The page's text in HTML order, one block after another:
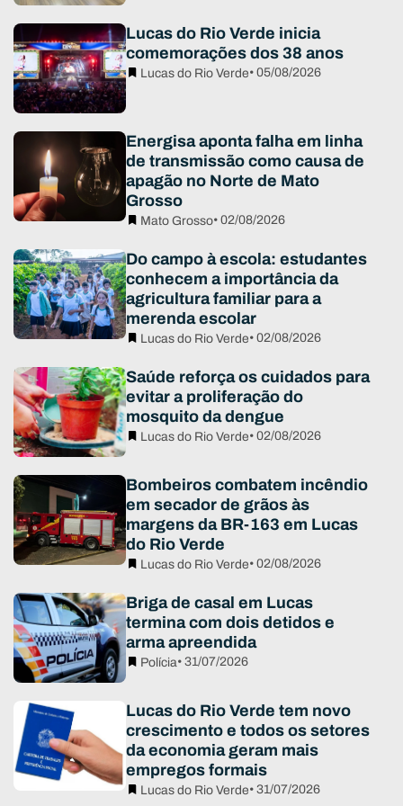
Lucas do Rio Verde inicia
comemorações dos 38 anos
Lucas do Rio Verde• 05/08/2026
Energisa aponta falha em linha
de transmissão como causa de
apagão no Norte de Mato
Grosso
Mato Grosso• 02/08/2026
Do campo à escola: estudantes
conhecem a importância da
agricultura familiar para a
merenda escolar
Lucas do Rio Verde• 02/08/2026
Saúde reforça os cuidados para
evitar a proliferação do
mosquito da dengue
Lucas do Rio Verde• 02/08/2026
Bombeiros combatem incêndio
em secador de grãos às
margens da BR-163 em Lucas
do Rio Verde
Lucas do Rio Verde• 02/08/2026
Briga de casal em Lucas
termina com dois detidos e
arma apreendida
Polícia• 31/07/2026
Lucas do Rio Verde tem novo
crescimento e todos os setores
da economia geram mais
empregos formais
Lucas do Rio Verde• 31/07/2026